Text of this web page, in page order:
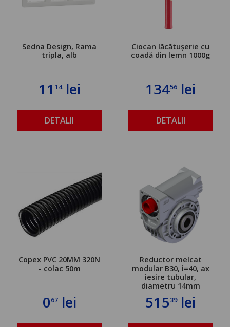
Sedna Design, Rama
tripla, alb
11 14lei
DETALII
Ciocan lăcătușerie cu
coadă din lemn 1000g
13456 lei
DETALII
Copex PVC 20MM 320N
- colac 50m
067lei
Reductor melcat
modular B30, i=40, ax
iesire tubular,
diametru 14mm
51539lei